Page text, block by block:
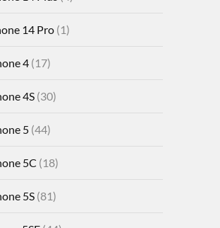
14 Pro(1)
4(17)
4S(30)
5(44)
5C (18)
5S(81)